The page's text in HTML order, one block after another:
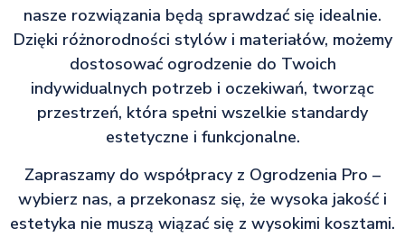
nasze rozwiązania będą sprawdzać się idealnie.
Dzięki różnorodności stylów i materiałów, możemy
dostosować ogrodzenie do Twoich
indywidualnych potrzeb i oczekiwań, tworząc
przestrzeń, która spełni wszelkie standardy
estetyczne i funkcjonalne.
Zapraszamy do współpracy z Ogrodzenia Pro –
wybierz nas, a przekonasz się, że wysoka jakość i
estetyka nie muszą wiązać się z wysokimi kosztami.